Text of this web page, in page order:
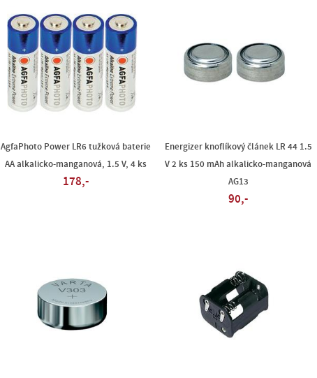
AgfaPhoto Power LR6 tužková baterie
AA alkalicko-manganová, 1.5 V, 4 ks
178,-
Energizer knoflíkový článek LR 44 1.5
V 2 ks 150 mAh alkalicko-manganová
AG13
90,-